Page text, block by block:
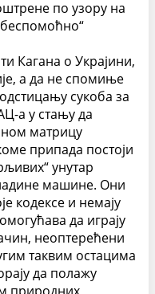
по узору на
Кагана о Украјини,
а да не спомиње
сукоба за
а у стању да
матрицу
припада постоји
унутар
машине. Они
кодексе и немају
да играју
неоптерећени
таквим остацима
да полажу